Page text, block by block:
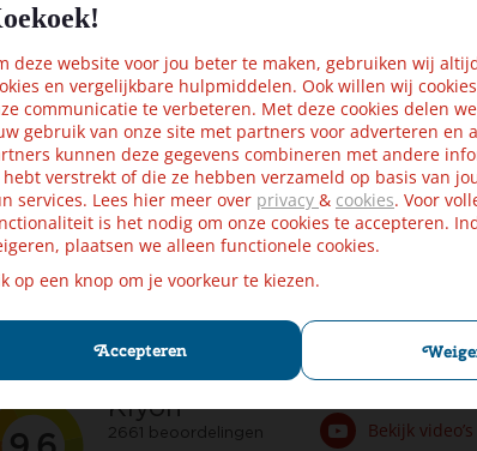
deze website voor jou beter te maken, gebruiken wij
en vergelijkbare hulpmiddelen. Ook willen wij
communicatie te verbeteren. Met deze cookies delen
gebruik van onze site met partners voor adverteren en
kunnen deze gegevens combineren met andere
hebt verstrekt of die ze hebben verzameld op basis van
services. Lees hier meer over privacy & cookies. Voor
is het nodig om onze cookies te accepteren.
plaatsen we alleen functionele cookies.
op een knop om je voorkeur te kiezen.
Accepteren
je in en win een
ongeveer wekelijks verwachten. Wij slaan uw gegevens
€ 75,- in NL Binnen 2 werkdagen
Blijf op de hoogte
Volg ons op
Bekijk